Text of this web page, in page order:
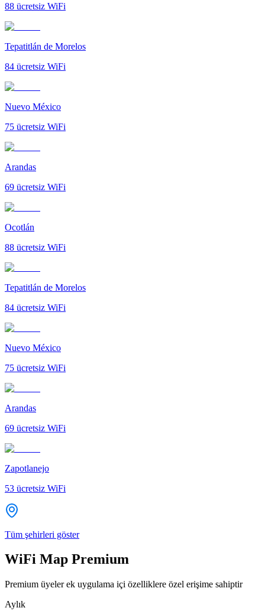
88 ücretsiz WiFi
Tepatitlán de Morelos
84 ücretsiz WiFi
Nuevo México
75 ücretsiz WiFi
Arandas
69 ücretsiz WiFi
Ocotlán
88 ücretsiz WiFi
Tepatitlán de Morelos
84 ücretsiz WiFi
Nuevo México
75 ücretsiz WiFi
Arandas
69 ücretsiz WiFi
Zapotlanejo
53 ücretsiz WiFi
Tüm şehirleri göster
WiFi Map Premium
Premium üyeler ek uygulama içi özelliklere özel erişime sahiptir
Aylık